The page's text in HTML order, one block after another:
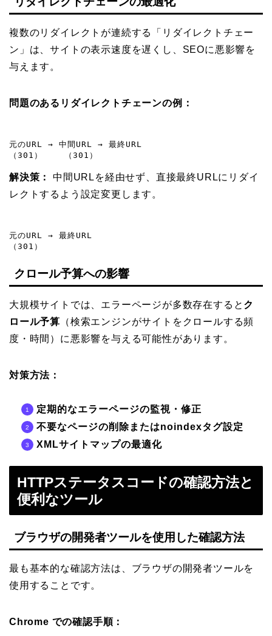
複数のリダイレクトが連続する「リダイレクトチェー
ン」は、サイトの表示速度を遅くし、SEOに悪影響を
与えます。
問題のあるリダイレクトチェーンの例：
元のURL → 中間URL → 最終URL
（301）    （301）
解決策：
中間URLを経由せず、直接最終URLにリダイ
レクトするよう設定変更します。
元のURL → 最終URL
（301）
クロール予算への影響
大規模サイトでは、エラーページが多数存在すると ク
ロール予算 （検索エンジンがサイトをクロールする頻
度・時間）に悪影響を与える可能性があります。
対策方法：
定期的なエラーページの監視・修正
不要なページの削除またはnoindexタグ設定
XMLサイトマップの最適化
HTTPステータスコードの確認方法と
便利なツール
ブラウザの開発者ツールを使用した確認方法
最も基本的な確認方法は、ブラウザの開発者ツールを
使用することです。
Chrome での確認手順：